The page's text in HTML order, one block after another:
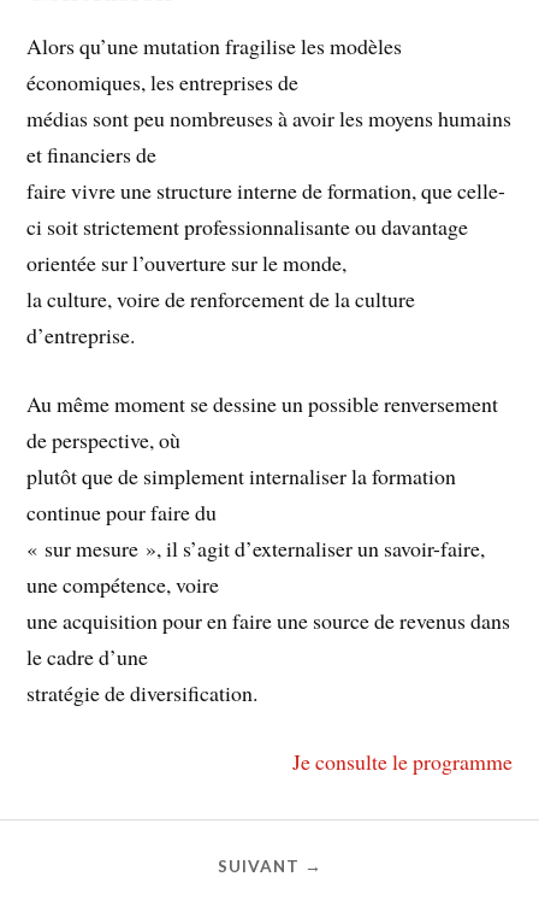
Alors qu’une mutation fragilise les modèles
économiques, les entreprises de
médias sont peu nombreuses à avoir les moyens humains
et financiers de
faire vivre une structure interne de formation, que celle-
ci soit strictement professionnalisante ou davantage
orientée sur l’ouverture sur le monde,
la culture, voire de renforcement de la culture
d’entreprise.
Au même moment se dessine un possible renversement
de perspective, où
plutôt que de simplement internaliser la formation
continue pour faire du
« sur mesure », il s’agit d’externaliser un savoir-faire,
une compétence, voire
une acquisition pour en faire une source de revenus dans
le cadre d’une
stratégie de diversification.
Je consulte le programme
SUIVANT →